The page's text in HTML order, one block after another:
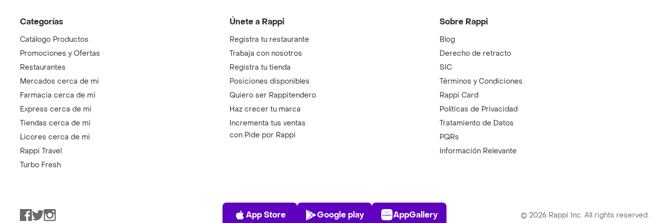
Categorías
Catálogo Productos
Promociones y Ofertas
Restaurantes
Mercados cerca de mi
Farmacia cerca de mi
Express cerca de mi
Tiendas cerca de mi
Licores cerca de mi
Rappi Travel
Turbo Fresh
Únete a Rappi
Registra tu restaurante
Trabaja con nosotros
Registra tu tienda
Posiciones disponibles
Quiero ser Rappitendero
Haz crecer tu marca
Incrementa tus ventas
con Pide por Rappi
Sobre Rappi
Blog
Derecho de retracto
SIC
Términos y Condiciones
Rappi Card
Políticas de Privacidad
Tratamiento de Datos
PQRs
Información Relevante
Facebook
TwitterInstagram
App Store
App Store
Play Store
Google play
AppGallery
AppGallery © 2026 Rappi Inc. All rights reserved.